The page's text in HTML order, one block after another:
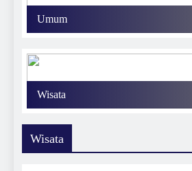
Umum
Wisata
Wisata